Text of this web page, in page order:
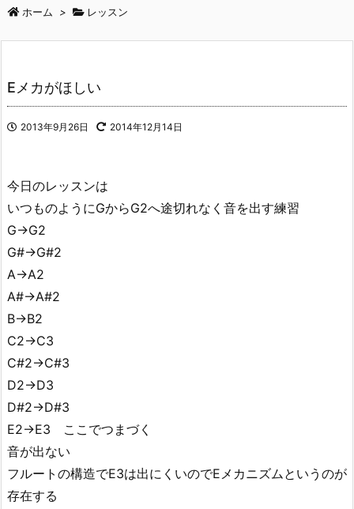
ホーム > レッスン
Eメカがほしい
2013年9月26日 2014年12月14日
今日のレッスンは
いつものようにGからG2へ途切れなく音を出す練習
G→G2
G#→G#2
A→A2
A#→A#2
B→B2
C2→C3
C#2→C#3
D2→D3
D#2→D#3
E2→E3 ここでつまづく
音が出ない
フルートの構造でE3は出にくいのでEメカニズムというのが
存在する